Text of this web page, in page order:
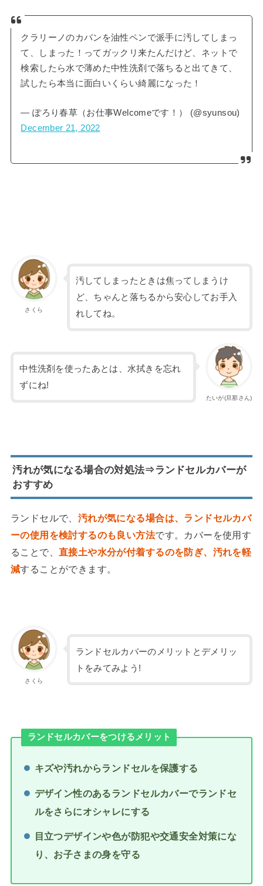
クラリーノのカバンを油性ペンで派手に汚してしまっ
て、しまった！ってガックリ来たんだけど、ネットで
検索したら水で薄めた中性洗剤で落ちると出てきて、
試したら本当に面白いくらい綺麗になった！
— ぽろり春草（お仕事Welcomeです！） (@syunsou)
December 21, 2022
さくら
汚してしまったときは焦ってしまうけ
ど、ちゃんと落ちるから安心してお手入
れしてね。
たいが(旦那さん)
中性洗剤を使ったあとは、水拭きを忘れ
ずにね!
汚れが気になる場合の対処法⇒ランドセルカバーが
おすすめ
ランドセルで、 汚れが気になる場合は、ランドセルカバ
ーの使用を検討するのも良い方法です。カバーを使用す
ることで、 直接土や水分が付着するのを防ぎ、汚れを軽
減することができます。
さくら
ランドセルカバーのメリットとデメリッ
トをみてみよう!
ランドセルカバーをつけるメリット
キズや汚れからランドセルを保護する
デザイン性のあるランドセルカバーでランドセ
ルをさらにオシャレにする
目立つデザインや色が防犯や交通安全対策にな
り、お子さまの身を守る